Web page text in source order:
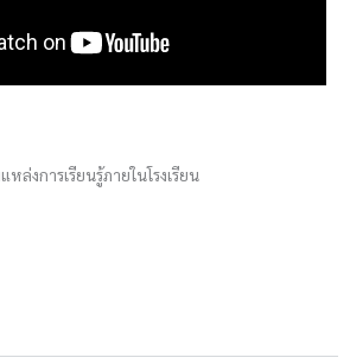
หล่งการเรียนรู้ภายในโรงเรียน